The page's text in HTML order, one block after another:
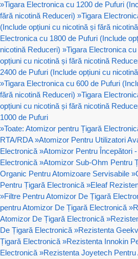
»Tigara Electronica cu 1200 de Pufuri
fără nicotină Reduceri) »Tigara
(Include opțiuni cu nicotină și fără
Electronica cu 1800 de Pufuri (Include
nicotină Reduceri) »Tigara Electronica
opțiuni cu nicotină și fără nicotină
2400 de Pufuri (Include opțiuni cu
»Tigara Electronica cu 600 de Pufuri
fără nicotină Reduceri) »Tigara
opțiuni cu nicotină și fără nicotină
1000 de Pufuri
»Toate: Atomizor pentru Țigară
RTA/RDA »Atomizor Pentru Utilizatori
Electronică »Atomizor Pentru Începători
Electronică »Atomizor Sub-Ohm Pentru
Organic Pentru Atomizoare Servisabile »
Pentru Țigară Electronică »Eleaf
»Filtre Pentru Atomizor De Țigară
pentru Atomizor De Țigară Electronică »
Atomizor De Țigară Electronică »
De Țigară Electronică »Rezistenta
Țigară Electronică »Rezistenta Innokin
Electronică »Rezistenta Joyetech